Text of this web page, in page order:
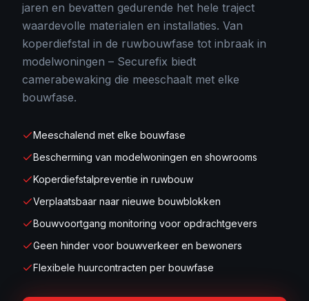
jaren en bevatten gedurende het hele traject
waardevolle materialen en installaties. Van
koperdiefstal in de ruwbouwfase tot inbraak in
modelwoningen – Securefix biedt
camerabewaking die meeschaalt met elke
bouwfase.
Meeschalend met elke bouwfase
Bescherming van modelwoningen en showrooms
Koperdiefstalpreventie in ruwbouw
Verplaatsbaar naar nieuwe bouwblokken
Bouwvoortgang monitoring voor opdrachtgevers
Geen hinder voor bouwverkeer en bewoners
Flexibele huurcontracten per bouwfase